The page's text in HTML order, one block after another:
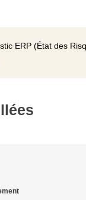
ERP (État des